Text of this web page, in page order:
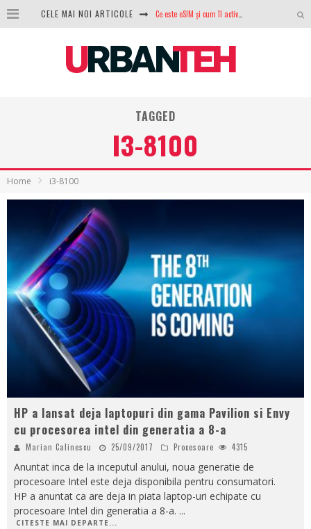
CELE MAI NOI ARTICOLE
NVIDIA avertizează: memoria RAM și SSD-urile ar putea deveni și mai scumpe în perioada următoare
GTA VI poate fi precomandat oficial. Rockstar dezvăluie edițiile oficiale și bonusurile pe care le primești
TAGGED
I3-8100
Home i3-8100
HP a lansat deja laptopuri din gama Pavilion si Envy
cu procesorea intel din generatia a 8-a
Marian Calinescu 25/09/2017 Procesoare 4315
Anuntat inca de la inceputul anului, noua generatie de
procesoare Intel este deja disponibila pentru consumatori.
HP a anuntat ca are deja in piata laptop-uri echipate cu
procesoare Intel din generatia a 8-a. ...
CITESTE MAI DEPARTE...